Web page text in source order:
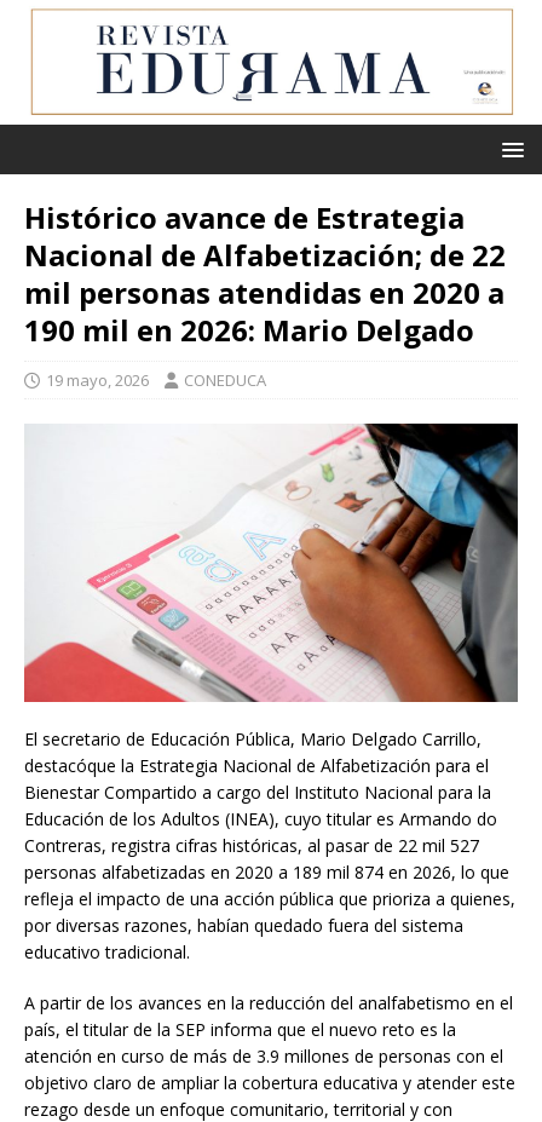
Histórico avance de Estrategia
Nacional de Alfabetización; de 22
mil personas atendidas en 2020 a
190 mil en 2026: Mario Delgado
19 mayo, 2026 CONEDUCA
El secretario de Educación Pública, Mario Delgado Carrillo,
destacóque la Estrategia Nacional de Alfabetización para el
Bienestar Compartido a cargo del Instituto Nacional para la
Educación de los Adultos (INEA), cuyo titular es Armando do
Contreras, registra cifras históricas, al pasar de 22 mil 527
personas alfabetizadas en 2020 a 189 mil 874 en 2026, lo que
refleja el impacto de una acción pública que prioriza a quienes,
por diversas razones, habían quedado fuera del sistema
educativo tradicional.
A partir de los avances en la reducción del analfabetismo en el
país, el titular de la SEP informa que el nuevo reto es la
atención en curso de más de 3.9 millones de personas con el
objetivo claro de ampliar la cobertura educativa y atender este
rezago desde un enfoque comunitario, territorial y con